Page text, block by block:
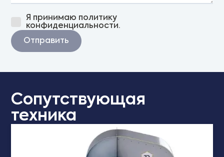
Я принимаю политику
конфиденциальности.
Отправить
Сопутствующая
техника